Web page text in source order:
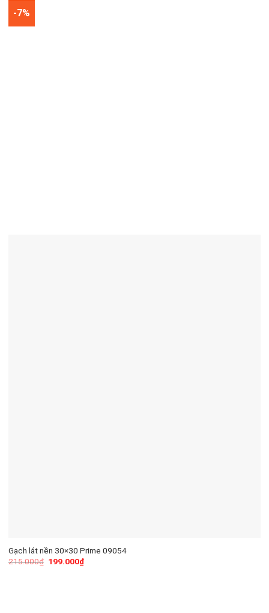
-7%
Gạch lát nền 30×30 Prime 09054
215.000₫ 199.000₫